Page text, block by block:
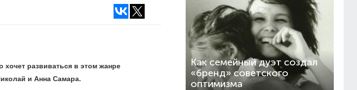
развиваться в этом жанре
и Анна Самара.
Как семейный дуэт создал
«бренд» советского
оптимизма